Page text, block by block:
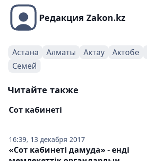
Редакция Zakon.kz
Астана Алматы Актау Актобе
Семей
Читайте также
16:39, 13 декабря 2017
Сот кабинеті
«Сот кабинеті дамуда» - енді